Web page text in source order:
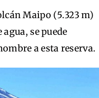
Maipo (5.323 m)
se puede
a esta reserva.